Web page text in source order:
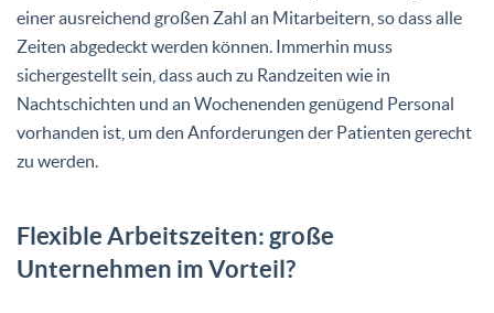
einer ausreichend großen Zahl an Mitarbeitern, so dass alle
Zeiten abgedeckt werden können. Immerhin muss
sichergestellt sein, dass auch zu Randzeiten wie in
Nachtschichten und an Wochenenden genügend Personal
vorhanden ist, um den Anforderungen der Patienten gerecht
zu werden.
Flexible Arbeitszeiten: große
Unternehmen im Vorteil?